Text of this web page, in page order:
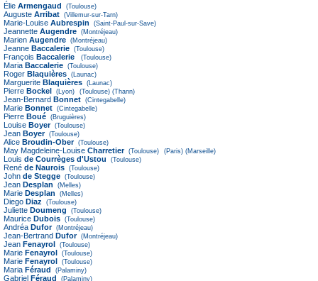
Élie Armengaud (Toulouse)
Auguste Arribat (Villemur-sur-Tarn)
Marie-Louise Aubrespin (Saint-Paul-sur-Save)
Jeannette Augendre (Montréjeau)
Marien Augendre (Montréjeau)
Jeanne Baccalerie (Toulouse)
François Baccalerie (Toulouse)
Maria Baccalerie (Toulouse)
Roger Blaquières (Launac)
Marguerite Blaquières (Launac)
Pierre Bockel (Lyon) (Toulouse) (Thann)
Jean-Bernard Bonnet (Cintegabelle)
Marie Bonnet (Cintegabelle)
Pierre Boué (Bruguières)
Louise Boyer (Toulouse)
Jean Boyer (Toulouse)
Alice Broudin-Ober (Toulouse)
May Magdeleine-Louise Charretier (Toulouse) (Paris) (Marseille)
Louis de Courrèges d'Ustou (Toulouse)
René de Naurois (Toulouse)
John de Stegge (Toulouse)
Jean Desplan (Melles)
Marie Desplan (Melles)
Diego Diaz (Toulouse)
Juliette Doumeng (Toulouse)
Maurice Dubois (Toulouse)
Andréa Dufor (Montréjeau)
Jean-Bertrand Dufor (Montréjeau)
Jean Fenayrol (Toulouse)
Marie Fenayrol (Toulouse)
Marie Fenayrol (Toulouse)
Maria Féraud (Palaminy)
Gabriel Féraud (Palaminy)